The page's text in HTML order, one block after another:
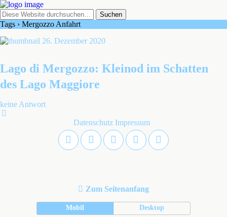
Tags › Mergozzo Anfahrt
26. Dezember 2020
Lago di Mergozzo: Kleinod im Schatten
des Lago Maggiore
keine Antwort
Datenschutz Impressum
Zum Seitenanfang
Mobil Desktop